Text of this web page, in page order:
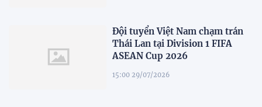
Đội tuyển Việt Nam chạm trán
Thái Lan tại Division 1 FIFA
ASEAN Cup 2026
15:00 29/07/2026